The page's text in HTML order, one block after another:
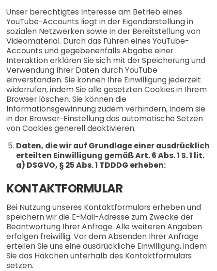
Unser berechtigtes Interesse am Betrieb eines
YouTube-Accounts liegt in der Eigendarstellung in
sozialen Netzwerken sowie in der Bereitstellung von
Videomaterial. Durch das Führen eines YouTube-
Accounts und gegebenenfalls Abgabe einer
Interaktion erklären Sie sich mit der Speicherung und
Verwendung Ihrer Daten durch YouTube
einverstanden. Sie können Ihre Einwilligung jederzeit
widerrufen, indem Sie alle gesetzten Cookies in Ihrem
Browser löschen. Sie können die
Informationsgewinnung zudem verhindern, indem sie
in der Browser-Einstellung das automatische Setzen
von Cookies generell deaktivieren.
Daten, die wir auf Grundlage einer ausdrücklich
erteilten Einwilligung gemäß Art. 6 Abs. 1 S. 1 lit.
a) DSGVO, § 25 Abs. 1 TDDDG erheben:
KONTAKTFORMULAR
Bei Nutzung unseres Kontaktformulars erheben und
speichern wir die E-Mail-Adresse zum Zwecke der
Beantwortung Ihrer Anfrage. Alle weiteren Angaben
erfolgen freiwillig. Vor dem Absenden Ihrer Anfrage
erteilen Sie uns eine ausdrückliche Einwilligung, indem
Sie das Häkchen unterhalb des Kontaktformulars
setzen.